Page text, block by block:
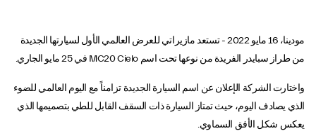
مودينا، 16 مايو 2022 - تستعد مازيراتي للعرض العالمي الأول لسيارتها الجديدة
من طراز سبايدر الفريدة من نوعها تحت اسم MC20 Cielo في 25 مايو الجاري.
واختارت الشركة الإعلان عن اسم السيارة الجديدة تزامناً مع اليوم العالمي للضوء
الذي يصادف اليوم، حيث تمتاز السيارة ذات السقف القابل للطي بتصميمها الذي
يعكس شكل الأفق السماوي.